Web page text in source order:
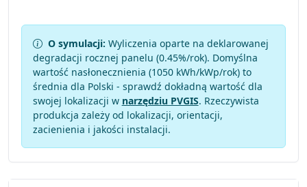
O symulacji: Wyliczenia oparte na deklarowanej
degradacji rocznej panelu (0.45%/rok). Domyślna
wartość nasłonecznienia (1050 kWh/kWp/rok) to
średnia dla Polski - sprawdź dokładną wartość dla
swojej lokalizacji w narzędziu PVGIS. Rzeczywista
produkcja zależy od lokalizacji, orientacji,
zacienienia i jakości instalacji.